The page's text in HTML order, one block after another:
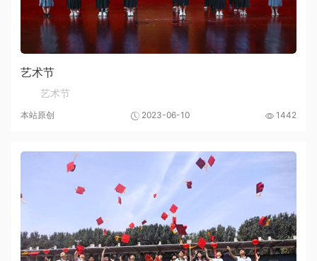
艺术节
艺术节
本站原创 2023-06-10 1442